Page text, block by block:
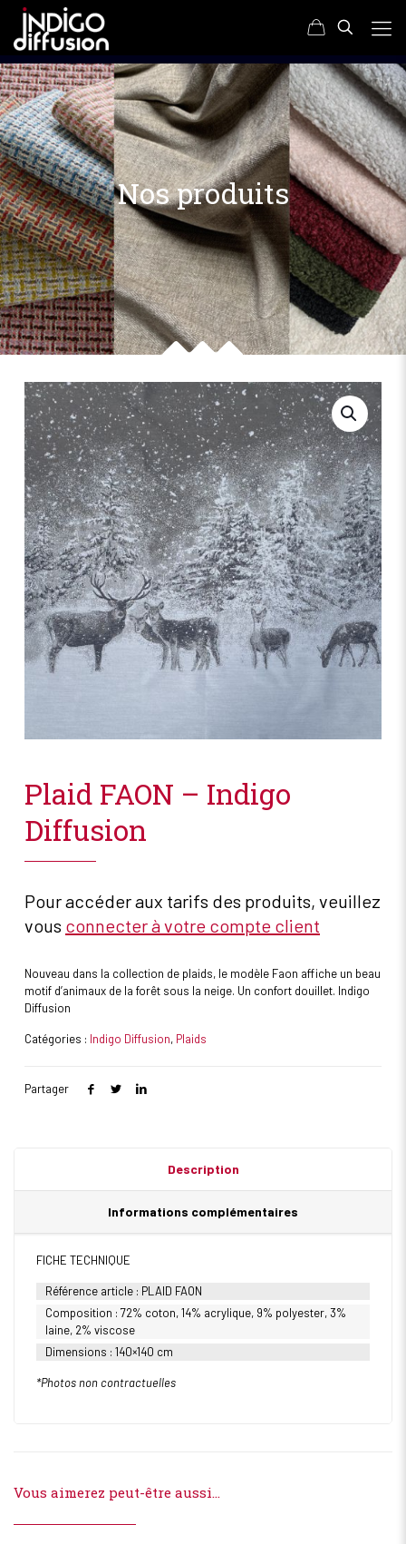
Nos produits
Plaid FAON – Indigo
Diffusion
Pour accéder aux tarifs des produits, veuillez
vous connecter à votre compte client
Nouveau dans la collection de plaids, le modèle Faon affiche un beau
motif d’animaux de la forêt sous la neige. Un confort douillet. Indigo
Diffusion
Catégories : Indigo Diffusion, Plaids
Partager
Description
Informations complémentaires
FICHE TECHNIQUE
Référence article : PLAID FAON
Composition : 72% coton, 14% acrylique, 9% polyester, 3%
laine, 2% viscose
Dimensions : 140×140 cm
*Photos non contractuelles
Vous aimerez peut-être aussi…